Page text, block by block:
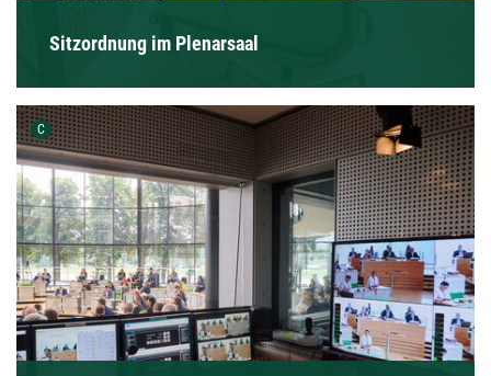
Sitzordnung im Plenarsaal
C Urheber der Grafik: